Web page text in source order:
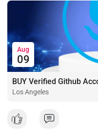
Aug
09
BUY Verified Github
Los Angeles